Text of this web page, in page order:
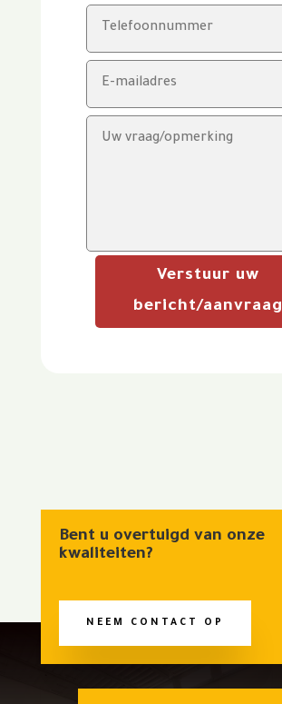
Verstuur uw
bericht/aanvraag
Bent u overtuigd van onze
kwaliteiten?
NEEM CONTACT OP